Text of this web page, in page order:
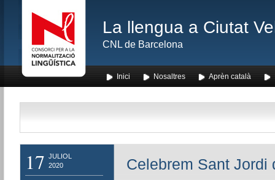
La llengua a Ciutat
CNL de Barcelona
Inici Nosaltres Aprèn català
17 JULIOL
2020
Celebrem Sant Jordi